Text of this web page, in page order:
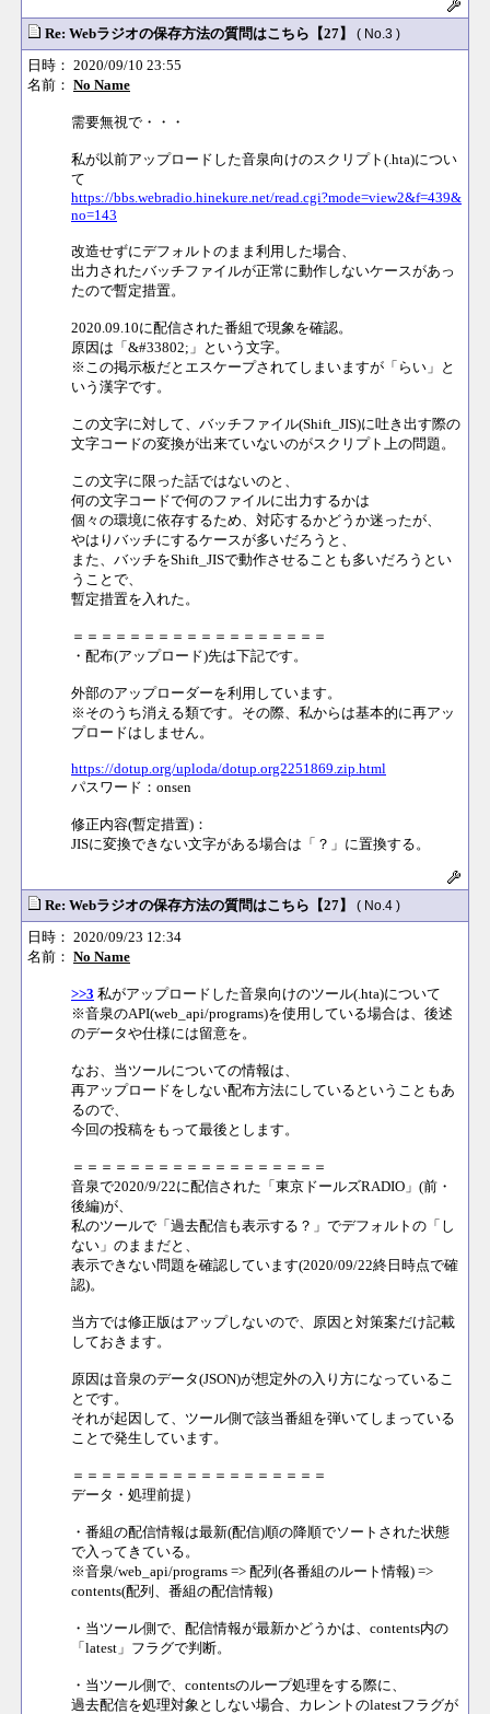
Re: Webラジオの保存方法の質問はこちら【27】 ( No.3 )
日時： 2020/09/10 23:55
名前： No Name
需要無視で・・・
私が以前アップロードした音泉向けのスクリプト(.hta)につい
て
https://bbs.webradio.hinekure.net/read.cgi?mode=view2&f=439&
no=143
改造せずにデフォルトのまま利用した場合、
出力されたバッチファイルが正常に動作しないケースがあっ
たので暫定措置。
2020.09.10に配信された番組で現象を確認。
原因は「&#33802;」という文字。
※この掲示板だとエスケープされてしまいますが「らい」と
いう漢字です。
この文字に対して、バッチファイル(Shift_JIS)に吐き出す際の
文字コードの変換が出来ていないのがスクリプト上の問題。
この文字に限った話ではないのと、
何の文字コードで何のファイルに出力するかは
個々の環境に依存するため、対応するかどうか迷ったが、
やはりバッチにするケースが多いだろうと、
また、バッチをShift_JISで動作させることも多いだろうとい
うことで、
暫定措置を入れた。
＝＝＝＝＝＝＝＝＝＝＝＝＝＝＝＝＝＝
・配布(アップロード)先は下記です。
外部のアップローダーを利用しています。
※そのうち消える類です。その際、私からは基本的に再アッ
プロードはしません。
https://dotup.org/uploda/dotup.org2251869.zip.html
パスワード：onsen
修正内容(暫定措置)：
JISに変換できない文字がある場合は「？」に置換する。
Re: Webラジオの保存方法の質問はこちら【27】 ( No.4 )
日時： 2020/09/23 12:34
名前： No Name
>>3 私がアップロードした音泉向けのツール(.hta)について
※音泉のAPI(web_api/programs)を使用している場合は、後述
のデータや仕様には留意を。
なお、当ツールについての情報は、
再アップロードをしない配布方法にしているということもあ
るので、
今回の投稿をもって最後とします。
＝＝＝＝＝＝＝＝＝＝＝＝＝＝＝＝＝＝
音泉で2020/9/22に配信された「東京ドールズRADIO」(前・
後編)が、
私のツールで「過去配信も表示する？」でデフォルトの「し
ない」のままだと、
表示できない問題を確認しています(2020/09/22終日時点で確
認)。
当方では修正版はアップしないので、原因と対策案だけ記載
しておきます。
原因は音泉のデータ(JSON)が想定外の入り方になっているこ
とです。
それが起因して、ツール側で該当番組を弾いてしまっている
ことで発生しています。
＝＝＝＝＝＝＝＝＝＝＝＝＝＝＝＝＝＝
データ・処理前提）
・番組の配信情報は最新(配信)順の降順でソートされた状態
で入ってきている。
※音泉/web_api/programs => 配列(各番組のルート情報) =>
contents(配列、番組の配信情報)
・当ツール側で、配信情報が最新かどうかは、contents内の
「latest」フラグで判断。
・当ツール側で、contentsのループ処理をする際に、
過去配信を処理対象としない場合、カレントのlatestフラグが